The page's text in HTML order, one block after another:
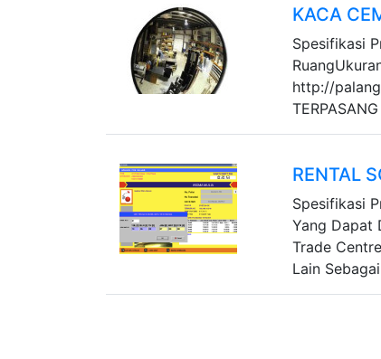
KACA
Spesifikasi
http://
RENTAL
Spesifikasi
Yang Dapat
Trade
Lain